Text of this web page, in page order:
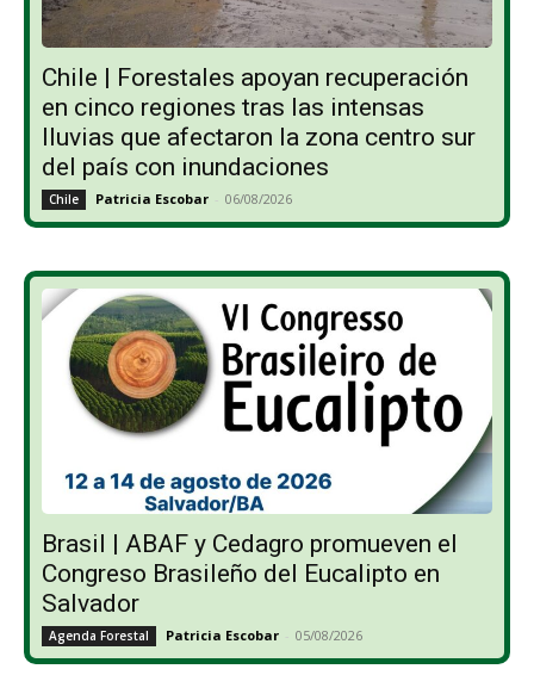
Chile | Forestales apoyan recuperación
en cinco regiones tras las intensas
lluvias que afectaron la zona centro sur
del país con inundaciones
Chile Patricia Escobar - 06/08/2026
Brasil | ABAF y Cedagro promueven el
Congreso Brasileño del Eucalipto en
Salvador
Agenda Forestal Patricia Escobar - 05/08/2026